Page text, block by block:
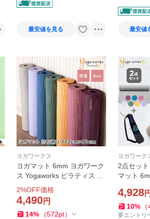
最安値を見る 最安値
ヨガワークス
ヨガマット 6mm ヨガワーク
ス Yogaworks ピラティス 筋
トレ トレーニング PVC 殿堂
軽量 持ち運び 初心者トラベ
ルマット
2%OFF価格
4,490円
14% （572pt）
ヨガワーク
2点セッ
マット
セット 正
レーニン
バッグ付
4,928円
10% （
要エントリ